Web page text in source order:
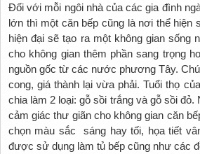
Đối với mỗi ngôi nhà của các gia đình
lớn thì một căn bếp cũng là nơi thể hiện
hiện đại sẽ tạo ra một không gian
cho không gian thêm phần sang trọng
nguồn gốc từ các nước phương Tây.
cong, giá thành lại vừa phải. Tuổi thọ
chia làm 2 loại: gỗ sồi trắng và gỗ sồi
cảm giác thư giãn cho không gian căn
chọn màu sắc sáng hay tối, họa tiết
được sử dụng làm tủ bếp cũng như các